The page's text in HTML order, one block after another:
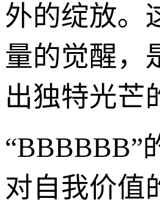
外的绽放。
量的觉醒，
出独特光芒
“BBBBBB”
对自我价值